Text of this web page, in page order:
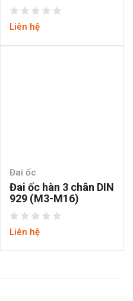
Liên hệ
Đai ốc
Đai ốc hàn 3 chân DIN
929 (M3-M16)
Liên hệ